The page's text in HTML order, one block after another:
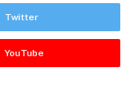
Twitter
YouTube